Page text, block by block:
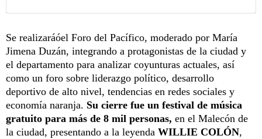
Se realizaráóel Foro del Pacífico, moderado por María
Jimena Duzán, integrando a protagonistas de la ciudad y
el departamento para analizar coyunturas actuales, así
como un foro sobre liderazgo político, desarrollo
deportivo de alto nivel, tendencias en redes sociales y
economía naranja. Su cierre fue un festival de música
gratuito para más de 8 mil personas, en el Malecón de
la ciudad, presentando a la leyenda WILLIE COLÓN,